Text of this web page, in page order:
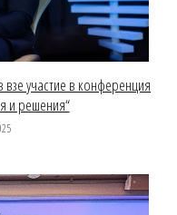
взе участие в конференция
и решения“